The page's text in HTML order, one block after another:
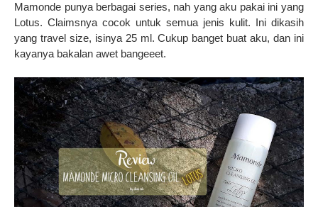
Mamonde punya berbagai series, nah yang aku pakai ini yang
Lotus. Claimsnya cocok untuk semua jenis kulit. Ini dikasih
yang travel size, isinya 25 ml. Cukup banget buat aku, dan ini
kayanya bakalan awet bangeeet.